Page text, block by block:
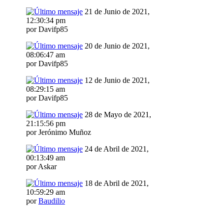
21 de Junio de 2021,
12:30:34 pm
por Davifp85
20 de Junio de 2021,
08:06:47 am
por Davifp85
12 de Junio de 2021,
08:29:15 am
por Davifp85
28 de Mayo de 2021,
21:15:56 pm
por Jerónimo Muñoz
24 de Abril de 2021,
00:13:49 am
por Askar
18 de Abril de 2021,
10:59:29 am
porBaudilio